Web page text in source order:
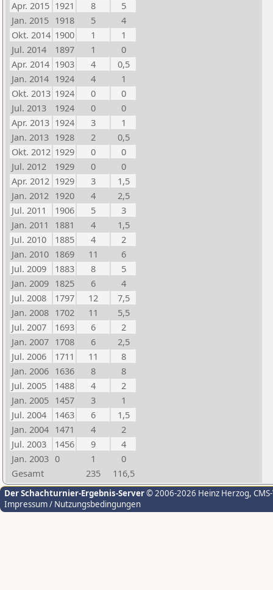
Apr. 2015 1921 8
5
Jan. 2015 1918 5
4
Okt. 2014 1900 1
1
Jul. 2014
1897 1
0
Apr. 2014 1903 4
0,5
Jan. 2014 1924 4
1
Okt. 2013 1924 0
0
Jul. 2013
1924 0
0
Apr. 2013 1924 3
1
Jan. 2013 1928 2
0,5
Okt. 2012 1929 0
0
Jul. 2012
1929 0
0
Apr. 2012 1929 3
1,5
Jan. 2012 1920 4
2,5
Jul. 2011
1906 5
3
Jan. 2011
1881 4
1,5
Jul. 2010
1885 4
2
Jan. 2010 1869 11
6
Jul. 2009
1883 8
5
Jan. 2009 1825 6
4
Jul. 2008
1797 12
7,5
Jan. 2008 1702 11
5,5
Jul. 2007
1693 6
2
Jan. 2007 1708 6
2,5
Jul. 2006
1711 11
8
Jan. 2006 1636 8
8
Jul. 2005
1488 4
2
Jan. 2005 1457 3
1
Jul. 2004
1463 6
1,5
Jan. 2004 1471 4
2
Jul. 2003
1456 9
4
Jan. 2003 0 1
0
Gesamt
235 116,5
Der Schachturnier-Ergebnis-Server© 2006-2026 Heinz Herzog,
Impressum / Nutzungsbedingungen